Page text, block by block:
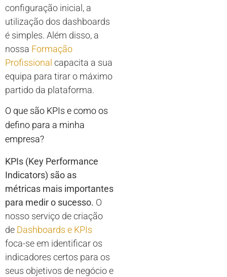
configuração inicial, a
utilização dos dashboards
é simples. Além disso, a
nossa Formação
Profissional capacita a sua
equipa para tirar o máximo
partido da plataforma.
O que são KPIs e como os
defino para a minha
empresa?
KPIs (Key Performance
Indicators) são as
métricas mais importantes
para medir o sucesso. O
nosso serviço de criação
de Dashboards e KPIs
foca-se em identificar os
indicadores certos para os
seus objetivos de negócio e